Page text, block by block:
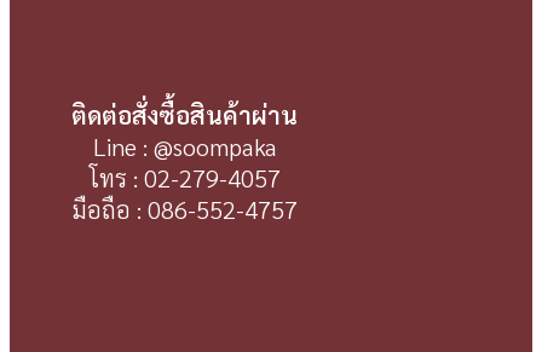
ติดต่อสั่งซื้อสินค้าผ่าน
Line : @soompaka
โทร : 02-279-4057
มือถือ : 086-552-4757